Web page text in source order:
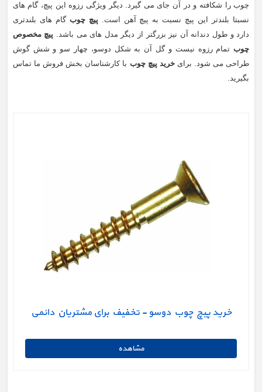
چوب را شکافته و در آن جای می گیرد. دیگر ویژگی رزوه این پیچ، گام های
نسبتا بلندتر این پیچ نسبت به پیچ آهن است. پیچ چوبگام های بلندتری
دارد و طول دندانه آن نیز بزرگتر از دیگر مدل های می باشد. پیچ مخصوص
چوب تمام رزوه نیست و گل آن به شکل دوسو، چهار سو و شش گوش
طراحی می شود. برایخرید پیچ چوب با کارشناسان بخش فروش ما تماس
بگیرید.
خرید پیچ چوب دوسو - تخفیف برای مشتریان دائمی